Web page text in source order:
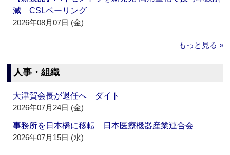
減 CSLベーリング
2026年08月07日 (金)
もっと見る »
人事・組織
大津賀会長が退任へ ダイト
2026年07月24日 (金)
事務所を日本橋に移転 日本医療機器産業連合会
2026年07月15日 (水)